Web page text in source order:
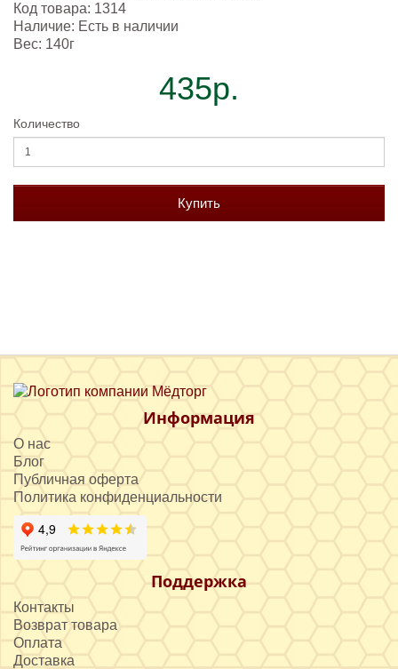
Код товара: 1314
Наличие: Есть в наличии
Вес: 140г
435р.
Количество
Купить
Информация
О нас
Блог
Публичная оферта
Политика конфиденциальности
Поддержка
Контакты
Возврат товара
Оплата
Доставка